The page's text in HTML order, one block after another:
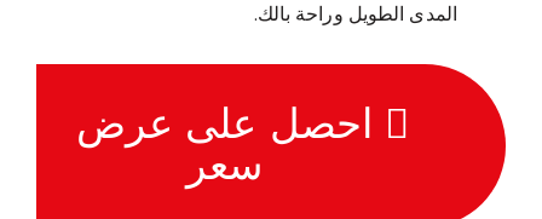
المدى الطويل وراحة بالك.
احصل على عرض
سعر